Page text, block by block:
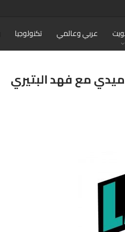
عربي وعالمي تكنولوجيا
مع فهد البتيري